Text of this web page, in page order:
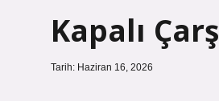
Kapalı
Tarih: Haziran 16, 2026